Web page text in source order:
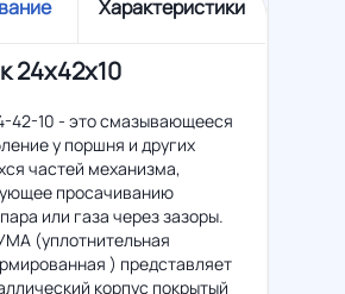
Характеристики
24x42x10
42-10 - это смазывающееся
у поршня и других
частей механизма,
просачиванию
или газа через зазоры.
(уплотнительная
) представляет
корпус покрытый